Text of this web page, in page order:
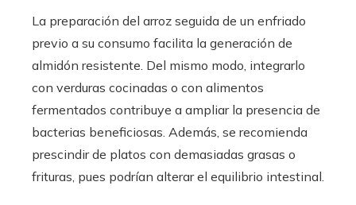
La preparación del arroz seguida de un enfriado
previo a su consumo facilita la generación de
almidón resistente. Del mismo modo, integrarlo
con verduras cocinadas o con alimentos
fermentados contribuye a ampliar la presencia de
bacterias beneficiosas. Además, se recomienda
prescindir de platos con demasiadas grasas o
frituras, pues podrían alterar el equilibrio intestinal.